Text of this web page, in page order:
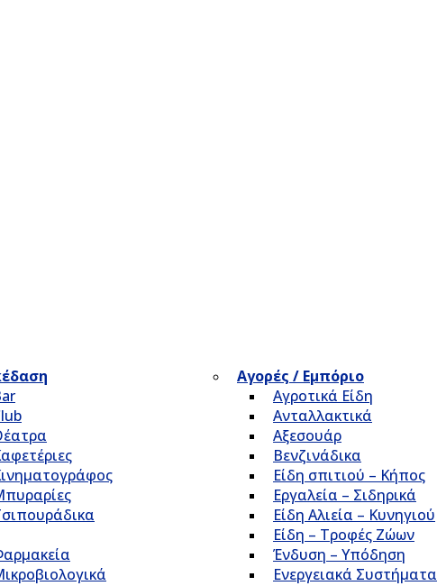
Αγορές / Εμπόριο
Αγροτικά Είδη
Ανταλλακτικά
Αξεσουάρ
Βενζινάδικα
Είδη σπιτιού – Κήπος
Εργαλεία – Σιδηρικά
Είδη Αλιεία – Κυνηγιού
Είδη – Τροφές Ζώων
Ένδυση – Υπόδηση
Ενεργειακά Συστήματα